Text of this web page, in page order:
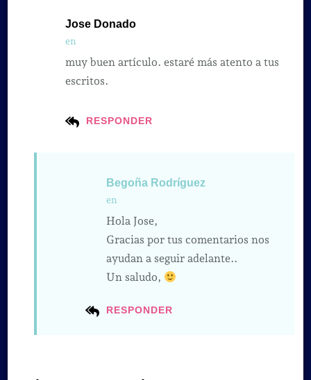
Jose Donado
en
RESPONDER
muy buen artículo. estaré más atento a tus
escritos.
Begoña Rodríguez
en
RESPONDER
Hola Jose,
Gracias por tus comentarios nos
ayudan a seguir adelante..
Un saludo,